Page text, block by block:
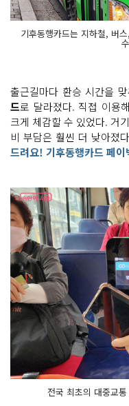
기후동행카드는 지하철, 버
출근길마다 환승 시간을
드로 달라졌다. 직접 이용
크게 체감할 수 있었다. 거
비 부담은 훨씬 더 낮아졌
드려요! 기후동행카드 페이
전국 최초의 대중교